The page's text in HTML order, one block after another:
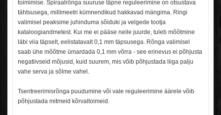
toimimise. Spiraalrõnga suuruse täpne reguleerimine on otsustava
tähtsusega, millimeetri kümnendikud hakkavad mängima. Ringi
valimisel peaksime juhinduma sõiduki ja velgede tootja
kataloogiandmetest. Kui me ei pääse neile juurde, tuleb mõõtmine
läbi viia täpselt, eelistatavalt 0,1 mm täpsusega. Rõnga valimisel
saab ühe mõõtme ümardada 0,1 mm võrra - see erinevus ei põhjusta
negatiivseid mõjusid, kuid suurem, mis võib põhjustada liiga palju
vahe serva ja sõlme vahel.
Tsentreerimisrõnga puudumine või vale reguleerimine äärele võib
põhjustada mitmeid kõrvaltoimeid.